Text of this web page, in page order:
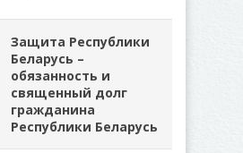
Защита Республики
Беларусь –
обязанность и
священный долг
гражданина
Республики Беларусь